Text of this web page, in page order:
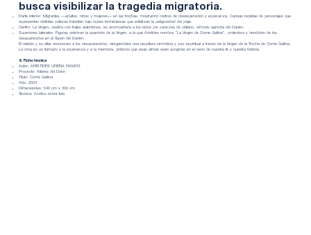
busca visibilizar la tragedia migratoria.
Parte inferior: Migrantes —adultos, niños y mujeres— en las trochas, mostrando rostros de desesperación y esperanza. Canoas repletas de personajes que
representan distintas culturas transitan bajo nubes tormentosas que enfatizan la peligrosidad del viaje.
Centro: La Virgen, vestida con trajes autóctonos, es acompañada a los lados por cabezas de plátano, símbolo agrícola del Darién.
Superiores laterales: Figuras celebran la aparición de la Virgen, a la que Arístides nombra “La Virgen de Come Gallina”, protectora y bendición de los
desaparecidos en el Tapón del Darién.
El retablo y su altar reconocen a los desaparecidos, otorgándoles una sepultura simbólica y paz espiritual a través de la Virgen de la Trocha de Come Gallina.
La obra es un llamado a la esperanza y a la memoria, pidiendo que esas almas sean acogidas en el seno de nuestra fe y nuestra historia.
6. Ficha técnica
Autor: ARÍSTIDES UREÑA RAMOS
Proyecto: Altares del Dolor
Título: Come Gallina
Año: 2024
Dimensiones: 540 cm x 300 cm
Técnica: Acrílico sobre tela